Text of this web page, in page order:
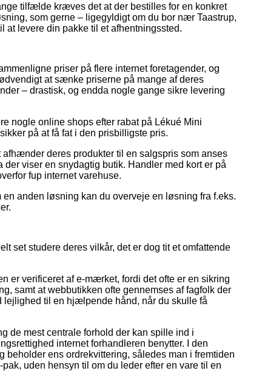
tilfælde kræves det at der bestilles for en konkret
som gerne – ligegyldigt om du bor nær Taastrup,
levere din pakke til et afhentningssted.
priser på flere internet foretagender, og
at sænke priserne på mange af deres
– drastisk, og endda nogle gange sikre levering
nogle online shops efter rabat på Lékué Mini
på at få fat i den prisbilligste pris.
deres produkter til en salgspris som anses
viser en snydagtig butik. Handler med kort er på
fup internet varehuse.
anden løsning kan du overveje en løsning fra f.eks.
set studere deres vilkår, det er dog tit et omfattende
er verificeret af e-mærket, fordi det ofte er en sikring
samt at webbutikken ofte gennemses af fagfolk der
lejlighed til en hjælpende hånd, når du skulle få
de mest centrale forhold der kan spille ind i
internet forhandleren benytter. I den
ens ordrekvittering, således man i fremtiden
uden hensyn til om du leder efter en vare til en